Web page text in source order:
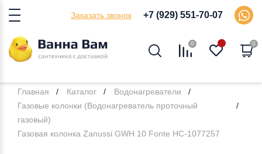
Заказать звонок +7 (929) 551-70-07
0 0
Главная Каталог
Водонагреватели
Газовые колонки (Водонагреватель проточный
газовый)
Газовая колонка Zanussi GWH 10 Fonte НС-1077257